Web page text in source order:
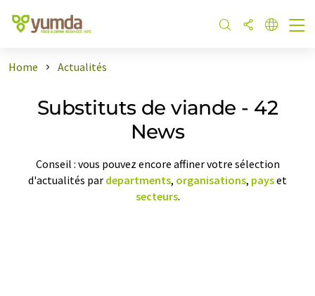
Home Actualités
Substituts de viande - 42
News
Conseil : vous pouvez encore affiner votre sélection
d'actualités par departments, organisations, payset
secteurs.